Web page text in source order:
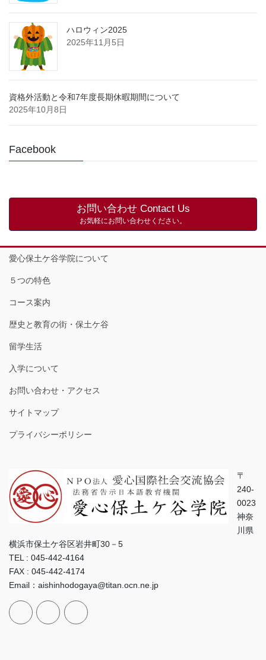
ハロウィン2025
2025年11月5日
資格外活動と令和7年度長期休暇期間について
2025年10月8日
Facebook
お問い合わせ Contact Us
お気軽にお問い合わせください。
愛心保土ケ谷学院について
５つの特色
コース案内
歴史と教育の街・保土ケ谷
留学生活
入学について
お問い合わせ・アクセス
サイトマップ
プライバシーポリシー
〒
240-
0023
神奈
川県
横浜市保土ケ谷区岩井町30－5
TEL : 045-442-4164
FAX : 045-442-4174
Email：aishinhodogaya@titan.ocn.ne.jp